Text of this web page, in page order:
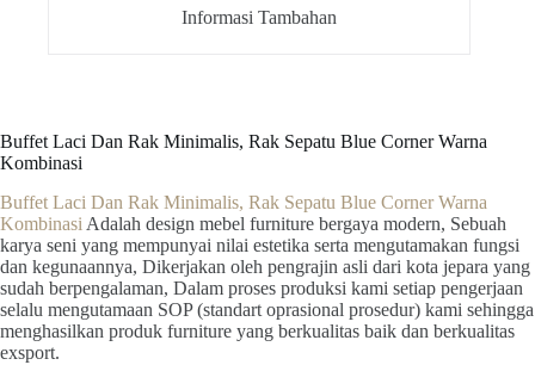
Informasi Tambahan
Buffet Laci Dan Rak Minimalis, Rak Sepatu Blue Corner Warna
Kombinasi
Buffet Laci Dan Rak Minimalis, Rak Sepatu Blue Corner Warna
Kombinasi Adalah design mebel furniture bergaya modern, Sebuah
karya seni yang mempunyai nilai estetika serta mengutamakan fungsi
dan kegunaannya, Dikerjakan oleh pengrajin asli dari kota jepara yang
sudah berpengalaman, Dalam proses produksi kami setiap pengerjaan
selalu mengutamaan SOP (standart oprasional prosedur) kami sehingga
menghasilkan produk furniture yang berkualitas baik dan berkualitas
exsport.